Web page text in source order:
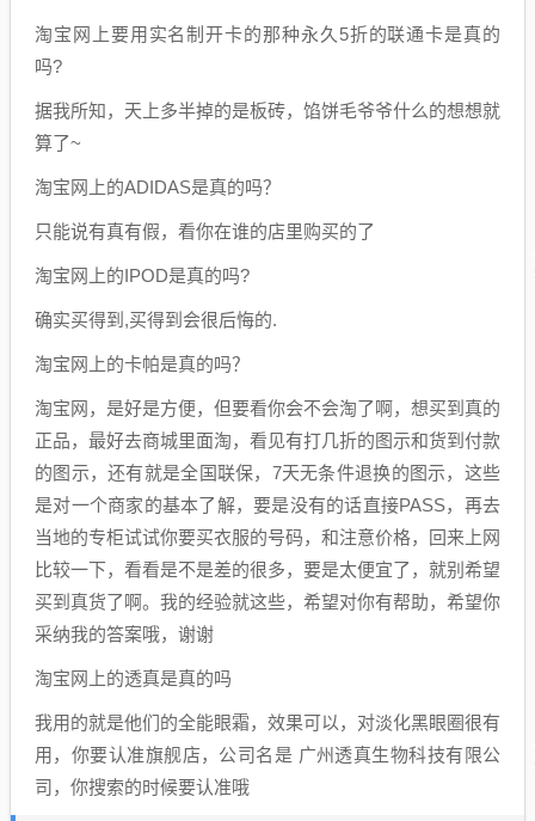
淘宝网上要用实名制开卡的那种永久5折的联通卡是真的
吗?
据我所知，天上多半掉的是板砖，馅饼毛爷爷什么的想想就
算了~
淘宝网上的ADIDAS是真的吗？
只能说有真有假，看你在谁的店里购买的了
淘宝网上的IPOD是真的吗?
确实买得到,买得到会很后悔的.
淘宝网上的卡帕是真的吗？
淘宝网，是好是方便，但要看你会不会淘了啊，想买到真的
正品，最好去商城里面淘，看见有打几折的图示和货到付款
的图示，还有就是全国联保，7天无条件退换的图示，这些
是对一个商家的基本了解，要是没有的话直接PASS，再去
当地的专柜试试你要买衣服的号码，和注意价格，回来上网
比较一下，看看是不是差的很多，要是太便宜了，就别希望
买到真货了啊。我的经验就这些，希望对你有帮助，希望你
采纳我的答案哦，谢谢
淘宝网上的透真是真的吗
我用的就是他们的全能眼霜，效果可以，对淡化黑眼圈很有
用，你要认准旗舰店，公司名是 广州透真生物科技有限公
司，你搜索的时候要认准哦